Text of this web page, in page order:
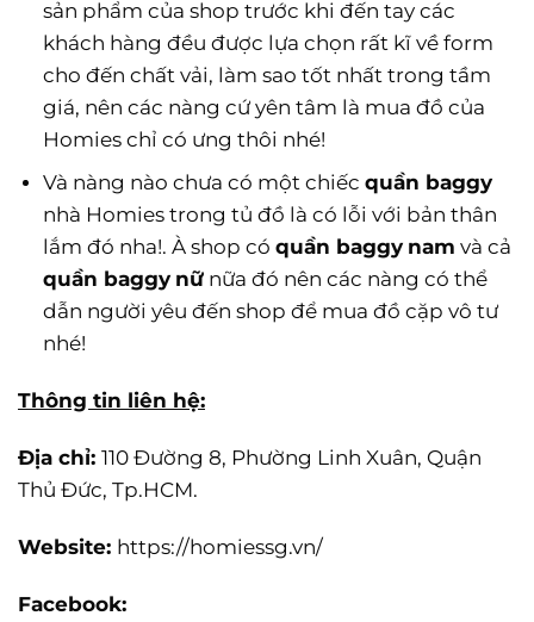
sản phẩm của shop trước khi đến tay các
khách hàng đều được lựa chọn rất kĩ về form
cho đến chất vải, làm sao tốt nhất trong tầm
giá, nên các nàng cứ yên tâm là mua đồ của
Homies chỉ có ưng thôi nhé!
Và nàng nào chưa có một chiếc quần baggy
nhà Homies trong tủ đồ là có lỗi với bản thân
lắm đó nha!. À shop có quần baggy nam và cả
quần baggy nữnữa đó nên các nàng có thể
dẫn người yêu đến shop để mua đồ cặp vô tư
nhé!
Thông tin liên hệ:
Địa chỉ: 110 Đường 8, Phường Linh Xuân, Quận
Thủ Đức, Tp.HCM.
Website: https://homiessg.vn/
Facebook: